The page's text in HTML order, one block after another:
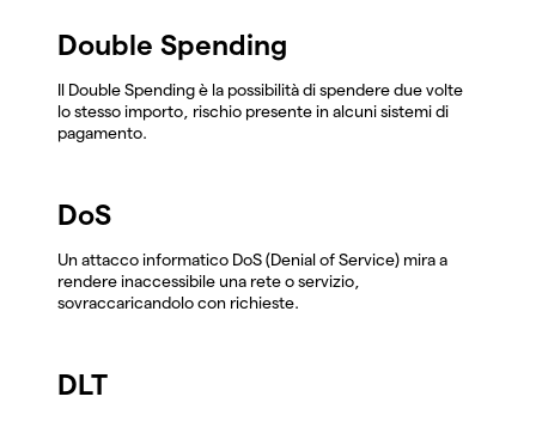
Double Spending
Il Double Spending è la possibilità di spendere due volte
lo stesso importo, rischio presente in alcuni sistemi di
pagamento.
DoS
Un attacco informatico DoS (Denial of Service) mira a
rendere inaccessibile una rete o servizio,
sovraccaricandolo con richieste.
DLT